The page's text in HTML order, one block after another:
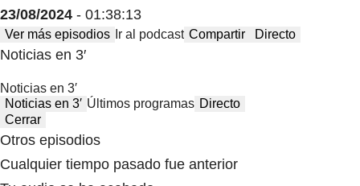
23/08/2024 - 01:38:13
Ver más episodios Ir al podcast Compartir Directo
Noticias en 3′
Noticias en 3′
Noticias en 3′ Últimos programas Directo
Cerrar
Otros episodios
Cualquier tiempo pasado fue anterior